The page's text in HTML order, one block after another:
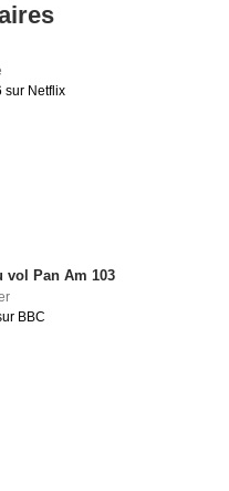
sur Netflix
vol Pan Am 103
BBC